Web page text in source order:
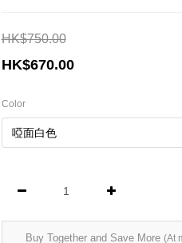
HK$750.00
HK$670.00
Color
Buy Together and Save More (At